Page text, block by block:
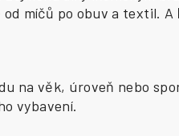
míčů po obuv a textil. A
na věk, úroveň nebo
vybavení.